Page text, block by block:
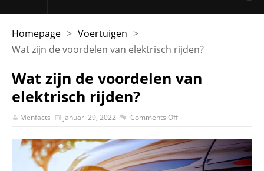
Homepage > Voertuigen >
Wat zijn de voordelen van elektrisch rijden?
Wat zijn de voordelen van
elektrisch rijden?
Menfacts januari 29, 2022 Comments Off